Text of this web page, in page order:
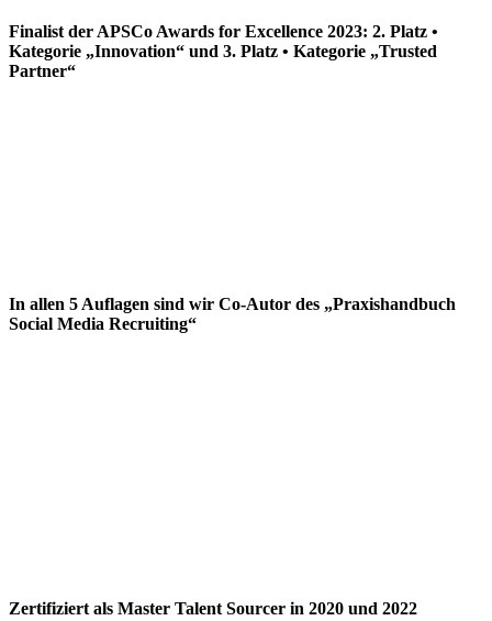
Finalist der APSCo Awards for Excellence 2023: 2. Platz •
Kategorie „Innovation“ und 3. Platz • Kategorie „Trusted
Partner“
In allen 5 Auflagen sind wir Co-Autor des „Praxishandbuch
Social Media Recruiting“
Zertifiziert als Master Talent Sourcer in 2020 und 2022